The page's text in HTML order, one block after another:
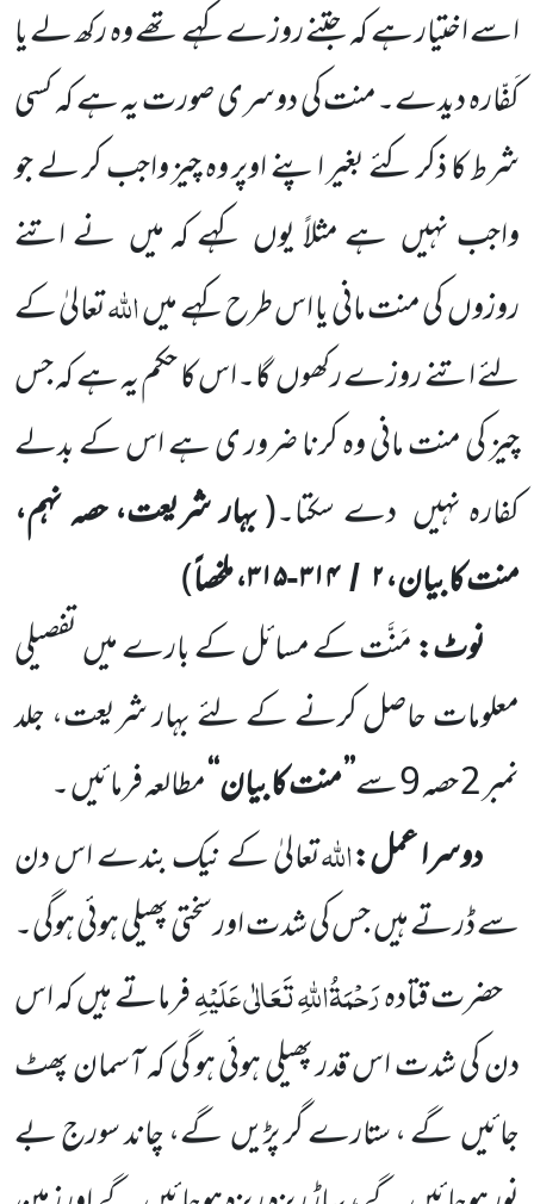
اسے اختیار ہے کہ جتنے روزے کہے تھے وہ رکھ لے یا
کَفّارہ دیدے۔منت کی دوسری صورت یہ ہے کہ کسی
شرط کا ذکر کئے بغیر اپنے اوپر وہ چیز واجب کر لے جو
واجب نہیں ہے مثلاً یوں کہے کہ میں نے اتنے
روزوںکی منت مانی یا اس طرح کہے میںاللّٰہتعالیٰ کے
لئے اتنے روزے رکھوںگا۔اس کا حکم یہ ہےکہ جس
چیز کی منت مانی وہ کرنا ضرور ی ہے اس کے بدلے
کفارہ نہیں دے سکتا۔(بہار شریعت، حصہ نہم،
منت کا بیان،۲ /۳۱۴-۳۱۵، ملخصاً
)
نوٹ:مَنَّت کے مسائل کے بارے میںتفصیلی
معلومات حاصل کرنے کے لئے بہار شریعت، جلد
نمبر2حصہ9سے’’ منت کا بیان‘‘مطالعہ فرمائیں ۔
دوسرا عمل:اللّٰہتعالیٰ کے نیک بندے اس دن
سے ڈرتے ہیںجس کی شدت اور سختی پھیلی ہوئی ہوگی۔
حضرت قتادہرَحْمَۃُاللّٰہِ تَعَالٰی عَلَیْہِفرماتے ہیںکہ اس
دن کی شدت اس قدر پھیلی ہوئی ہو گی کہ آسمان پھٹ
جائیںگے ، ستارے گر پڑیںگے، چاند سورج بے